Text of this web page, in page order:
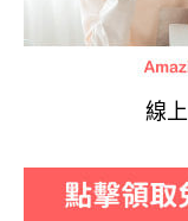
線